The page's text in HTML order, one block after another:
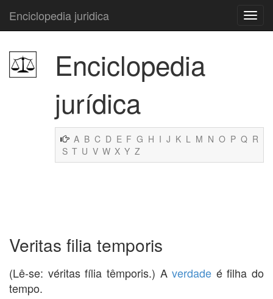
Enciclopedia juridica
Enciclopedia
jurídica
A B C D E F G H I J K L M N O P Q R
S T U V W X Y Z
Veritas filia temporis
(Lê-se: véritas fília têmporis.) Averdade é filha do
tempo.